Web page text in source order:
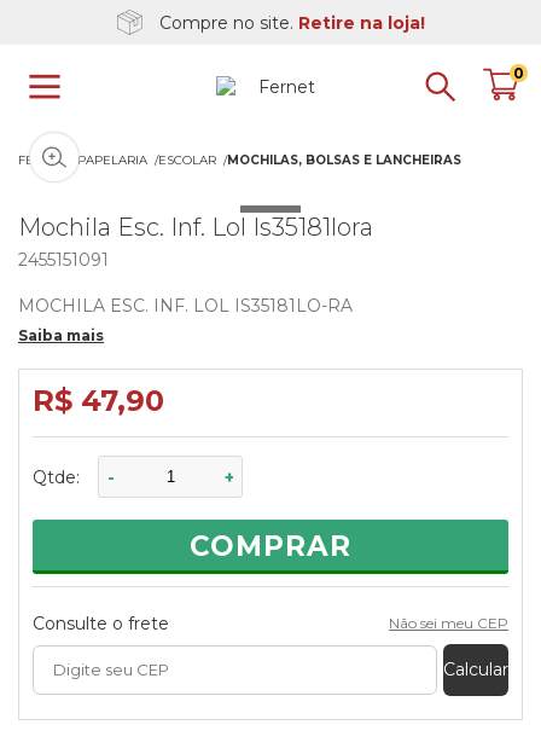
0
Compre no site. Retire na loja!
FERNET PAPELARIA ESCOLAR MOCHILAS, BOLSAS E LANCHEIRAS
Clique na imagem para dar zoom
Mochila Esc. Inf. Lol Is35181lora
2455151091
MOCHILA ESC. INF. LOL IS35181LO-RA
Saiba mais
R$ 47,90
Qtde: - +
COMPRAR
Consulte o frete Não sei meu CEP
Calcular